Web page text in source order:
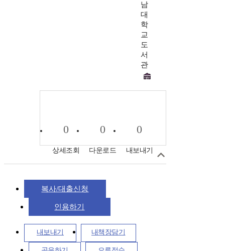
남
대
학
교
도
서
관
0
상세조회
0
다운로드
0
내보내기
복사/대출신청
인용하기
내보내기 내책장담기